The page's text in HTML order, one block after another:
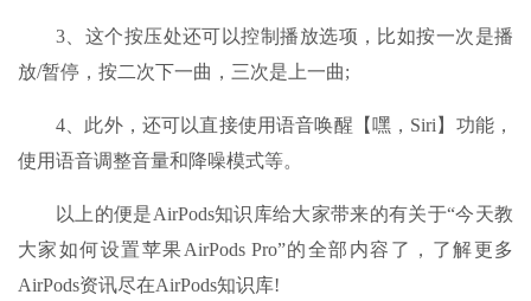
3、这个按压处还可以控制播放选项，比如按一次是播
放/暂停，按二次下一曲，三次是上一曲;
4、此外，还可以直接使用语音唤醒【嘿，Siri】功能，
使用语音调整音量和降噪模式等。
以上的便是AirPods知识库给大家带来的有关于“今天教
大家如何设置苹果AirPods Pro”的全部内容了，了解更多
AirPods资讯尽在AirPods知识库!